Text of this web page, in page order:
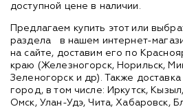
доступной цене в наличии.
Предлагаем купить этот или
раздела
в нашем интернет-
на сайте, доставим его по
краю (Железногорск, Норильск,
Зеленогорск и др). Также
город, в том числе: Иркутск,
Омск, Улан-Удэ, Чита, Хабаровск,